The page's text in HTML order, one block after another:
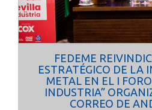
FEDEME
ESTRATÉGICO DE LA
METAL EN EL I
INDUSTRIA”
CORREO DE